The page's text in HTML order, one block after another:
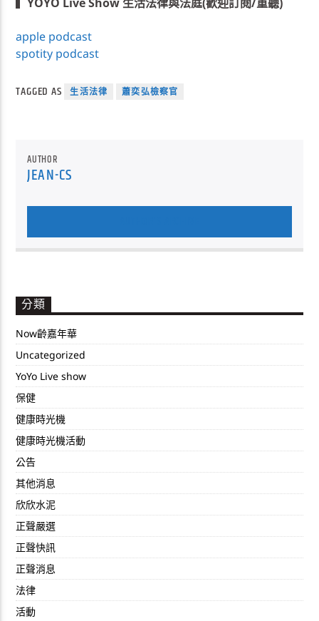
apple podcast
spotity podcast
TAGGED AS 生活法律 蕭奕弘檢察官
AUTHOR
JEAN-CS
分類
Now齡嘉年華
Uncategorized
YoYo Live show
保健
健康時光機
健康時光機活動
公告
其他消息
欣欣水泥
正聲嚴選
正聲快訊
正聲消息
法律
活動